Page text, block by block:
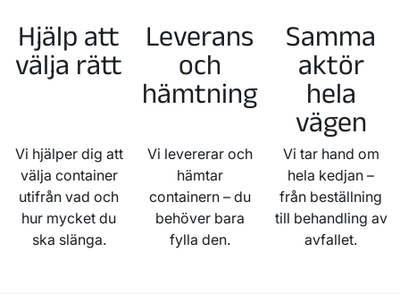
Hjälp att
välja rätt
Vi hjälper dig att
välja container
utifrån vad och
hur mycket du
ska slänga.
Leverans
och
hämtning
Vi levererar och
hämtar
containern – du
behöver bara
fylla den.
Samma
aktör
hela
vägen
Vi tar hand om
hela kedjan –
från beställning
till behandling av
avfallet.